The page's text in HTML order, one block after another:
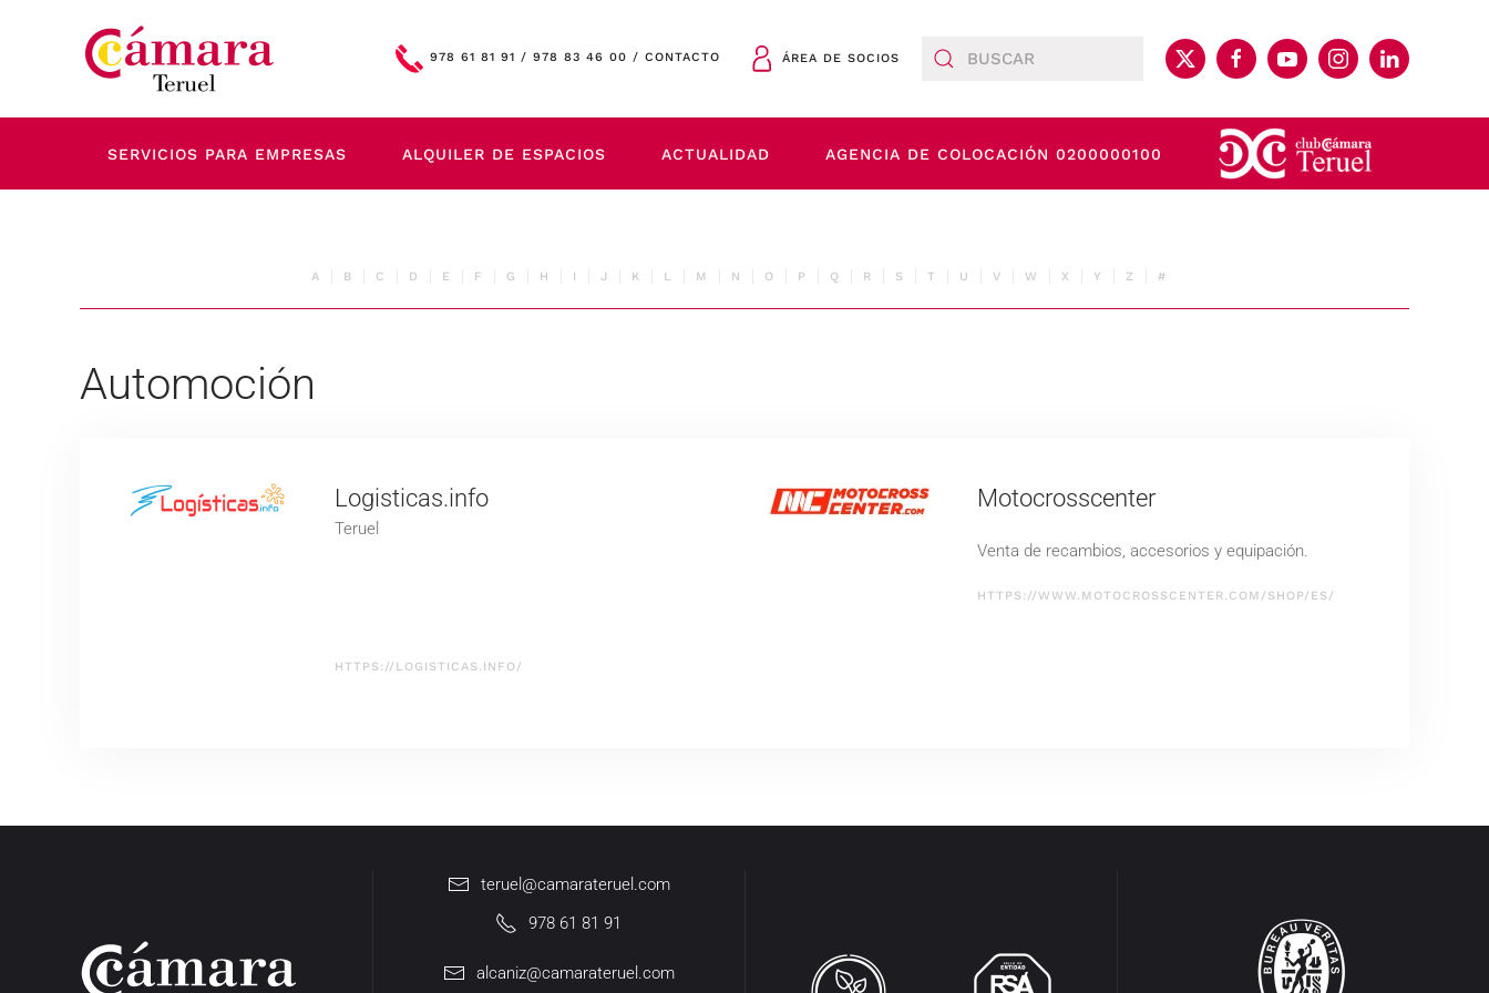
Skip to main content 978 61 81 91 / 978 83 46 00 / CONTACTO ÁREA DE SOCIOS
SERVICIOS PARA EMPRESAS ALQUILER DE ESPACIOS ACTUALIDAD AGENCIA DE COLOCACIÓN 0200000100
A B C D E F G H I J K L M N O P Q R S T U V W X Y Z #
Automoción
Logisticas.info
Teruel
HTTPS://LOGISTICAS.INFO/
Motocrosscenter
Venta de recambios, accesorios y equipación.
HTTPS://WWW.MOTOCROSSCENTER.COM/SHOP/ES/
teruel@camarateruel.com
978 61 81 91
alcaniz@camarateruel.com